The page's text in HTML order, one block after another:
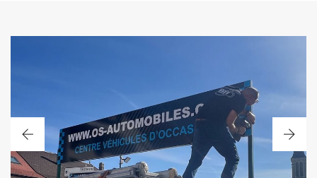
POSE DE L’ENSEIGNE EN ARCHE